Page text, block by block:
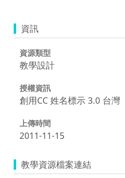
資訊
資源類型
教學設計
授權資訊
創用CC 姓名標示 3.0 台灣
上傳時間
2011-11-15
教學資源檔案連結